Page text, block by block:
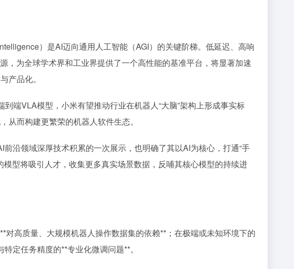
）是AI迈向通用人工智能（AGI）的关键阶梯。低延迟、高响
，为全球学术界和工业界提供了一个高性能的基准平台，将显著加速
产品化。
端VLA模型，小米有望推动行业在机器人“大脑”架构上形成事实标
从而构建更繁荣的机器人软件生态。
沿领域深厚技术积累的一次展示，也明确了其以AI为核心，打通“手
型将吸引人才，收集更多真实场景数据，反哺其核心模型的持续进
高质量、大规模机器人操作数据集的依赖**；在极端或未知环境下的
定任务精度的**专业化微调问题**。